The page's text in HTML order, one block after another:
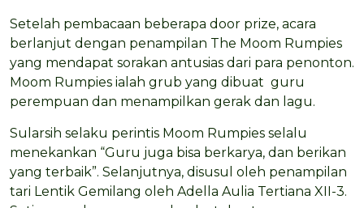
Setelah pembacaan beberapa door prize, acara
berlanjut dengan penampilan The Moom Rumpies
yang mendapat sorakan antusias dari para penonton.
Moom Rumpies ialah grub yang dibuat guru
perempuan dan menampilkan gerak dan lagu.
Sularsih selaku perintis Moom Rumpies selalu
menekankan “Guru juga bisa berkarya, dan berikan
yang terbaik”. Selanjutnya, disusul oleh penampilan
tari Lentik Gemilang oleh Adella Aulia Tertiana XII-3.